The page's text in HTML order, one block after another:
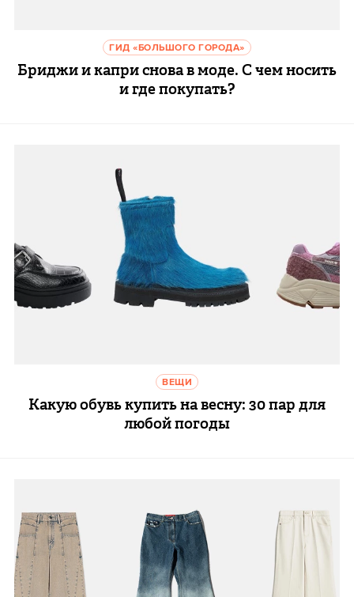
ГИД «БОЛЬШОГО ГОРОДА»
Бриджи и капри снова в моде. С чем носить
и где покупать?
ВЕЩИ
Какую обувь купить на весну: 30 пар для
любой погоды